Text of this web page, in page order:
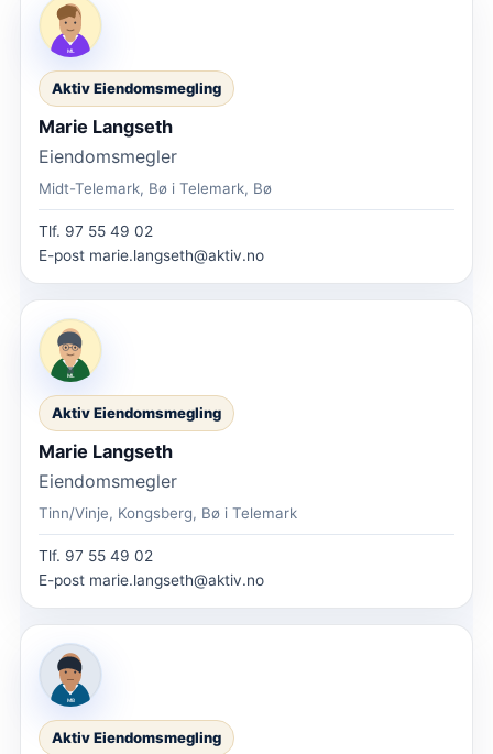
Aktiv Eiendomsmegling
Marie Langseth
Eiendomsmegler
Midt-Telemark, Bø i Telemark, Bø
Tlf. 97 55 49 02
E-post marie.langseth@aktiv.no
Aktiv Eiendomsmegling
Marie Langseth
Eiendomsmegler
Tinn/Vinje, Kongsberg, Bø i Telemark
Tlf. 97 55 49 02
E-post marie.langseth@aktiv.no
Aktiv Eiendomsmegling